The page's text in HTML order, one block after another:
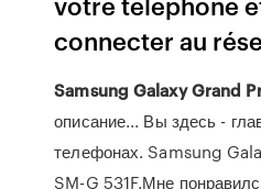
connecter au
Samsung Galaxy Grand
описание... Вы здесь -
телефонах. Samsung
SM-G 531F.Мне